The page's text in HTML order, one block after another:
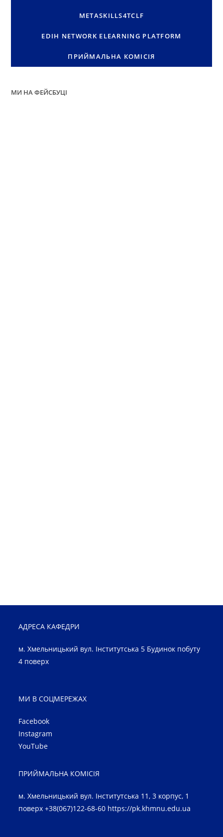
METASKILLS4TCLF
EDIH NETWORK ELEARNING PLATFORM
ПРИЙМАЛЬНА КОМІСІЯ
МИ НА ФЕЙСБУЦІ
АДРЕСА КАФЕДРИ
м. Хмельницький вул. Інститутська 5 Будинок побуту
4 поверх
МИ В СОЦМЕРЕЖАХ
Facebook
Instagram
YouTube
ПРИЙМАЛЬНА КОМІСІЯ
м. Хмельницький вул. Інститутська 11, 3 корпус, 1
поверх +38(067)122-68-60 https://pk.khmnu.edu.ua